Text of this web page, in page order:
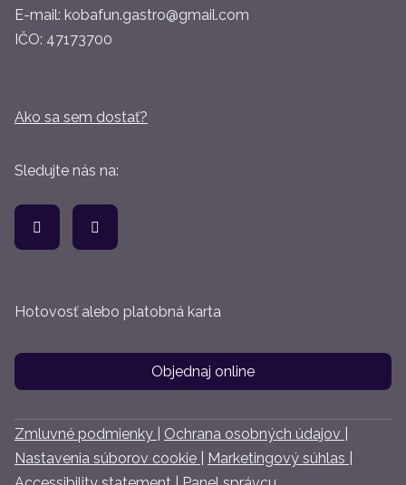
E-mail: kobafun.gastro@gmail.com
IČO: 47173700
Ako sa sem dostať?
Sledujte nás na:
Hotovosť alebo platobná karta
Objednaj online
Zmluvné podmienky Ochrana osobných údajov
Nastavenia súborov cookie
Marketingový súhlas